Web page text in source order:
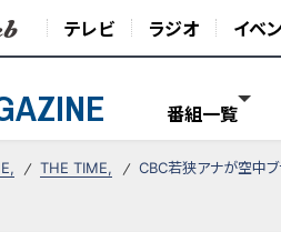
テレビ ラジオ イベ
番組一覧
THE TIME, CBC若狭アナが空中ブ